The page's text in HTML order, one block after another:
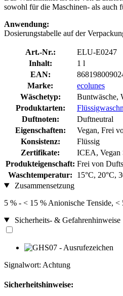
sowohl für die Maschinen- als auch
Anwendung:
Dosierungstabelle auf der
Art.-Nr.:
ELU-E0247
Inhalt:
1 l
EAN:
Marke:
ecolunes
Wäschetyp:
Buntwäsche,
Produktarten:
Duftnoten:
Duftneutral
Eigenschaften:
Vegan, Frei
Konsistenz:
Flüssig
Zertifikate:
ICEA, Vegan
Produkteigenschaft: Frei von
Waschtemperatur:
15°C, 20°C,
Zusammensetzung
5 % - < 15 % Anionische Tenside,
Sicherheits- & Gefahrenhinweise
Signalwort: Achtung
Sicherheitshinweise: